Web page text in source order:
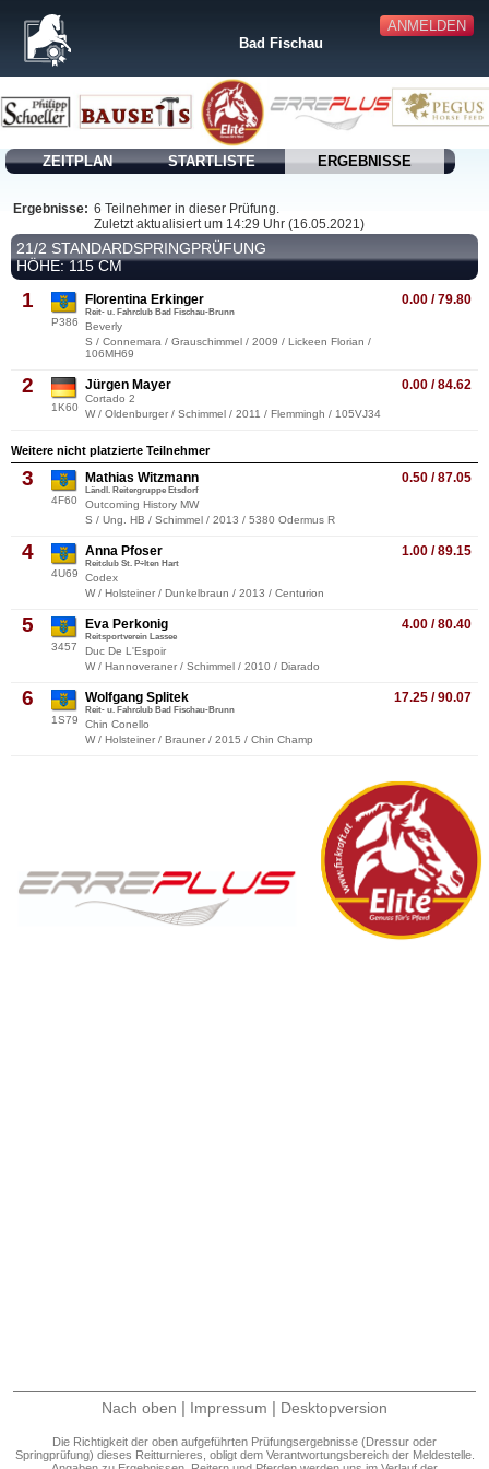
ANMELDEN
Bad Fischau
ZEITPLAN STARTLISTE ERGEBNISSE
Ergebnisse: 6 Teilnehmer in dieser Prüfung.
Zuletzt aktualisiert um 14:29 Uhr (16.05.2021)
21/2 STANDARDSPRINGPRÜFUNG
HÖHE: 115 CM
1
P386
0.00 / 79.80
Florentina Erkinger
Reit- u. Fahrclub Bad Fischau-Brunn
Beverly
S / Connemara / Grauschimmel / 2009 / Lickeen Florian /
106MH69
2
1K60
0.00 / 84.62
Jürgen Mayer
Cortado 2
W / Oldenburger / Schimmel / 2011 / Flemmingh / 105VJ34
Weitere nicht platzierte Teilnehmer
3
4F60
0.50 / 87.05
Mathias Witzmann
Ländl. Reitergruppe Etsdorf
Outcoming History MW
S / Ung. HB / Schimmel / 2013 / 5380 Odermus R
4
4U69
1.00 / 89.15
Anna Pfoser
Reitclub St. P÷lten Hart
Codex
W / Holsteiner / Dunkelbraun / 2013 / Centurion
5
3457
4.00 / 80.40
Eva Perkonig
Reitsportverein Lassee
Duc De L'Espoir
W / Hannoveraner / Schimmel / 2010 / Diarado
6
1S79
17.25 / 90.07
Wolfgang Splitek
Reit- u. Fahrclub Bad Fischau-Brunn
Chin Conello
W / Holsteiner / Brauner / 2015 / Chin Champ
Nach oben | Impressum | Desktopversion
Die Richtigkeit der oben aufgeführten Prüfungsergebnisse (Dressur oder
Springprüfung) dieses Reitturnieres, obligt dem Verantwortungsbereich der Meldestelle.